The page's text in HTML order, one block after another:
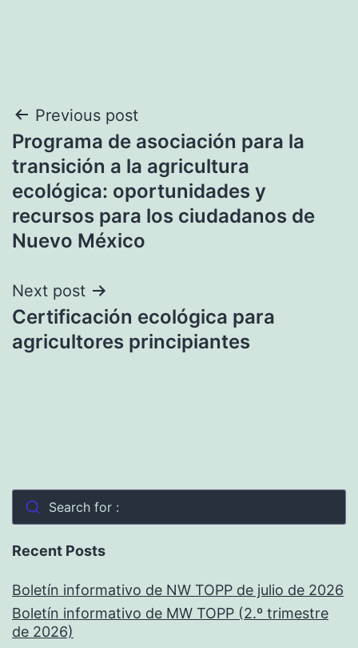
Navegación
de
entradas
Previous post
Programa de asociación para la
transición a la agricultura
ecológica: oportunidades y
recursos para los ciudadanos de
Nuevo México
Next post
Certificación ecológica para
agricultores principiantes
Search for :
Recent Posts
Boletín informativo de NW TOPP de julio de 2026
Boletín informativo de MW TOPP (2.º trimestre
de 2026)